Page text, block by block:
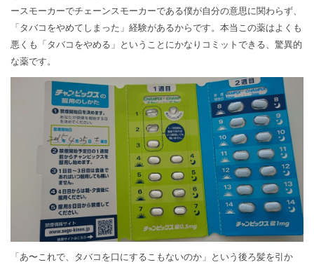
ースモーカーでチェーンスモーカーである僕が自分の意思に関わらず、
「タバコをやめてしまった」経験があるからです。本当この薬はよくも
悪くも「タバコをやめる」ということにかなりコミットできる、驚異的
な薬です。
「あ〜これで、タバコを口にするこもないのか」という後ろ髪を引か